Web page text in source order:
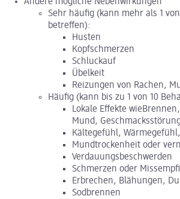
Sehr häufig (kann mehr als 1
betreffen):
Husten
Kopfschmerzen
Schluckauf
Übelkeit
Reizungen von Rachen,
Häufig (kann bis zu 1 von 10
Lokale Effekte
Mund,
Kältegefühl,
Mundtrockenheit oder
Verdauungsbeschwerden
Schmerzen oder
Erbrechen, Blähungen,
Sodbrennen